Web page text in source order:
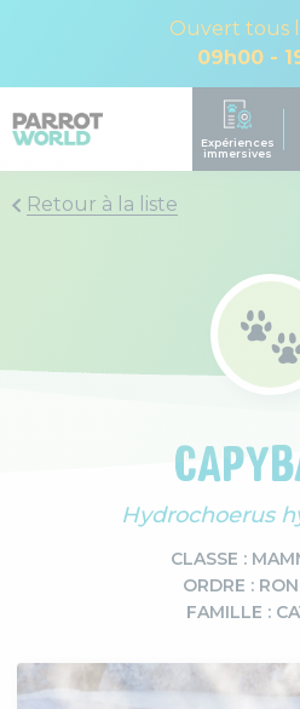
Ouvert tous
09h00 -
Retour à la liste
Hydrochoerus
CLASSE :
ORDRE :
FAMILLE :